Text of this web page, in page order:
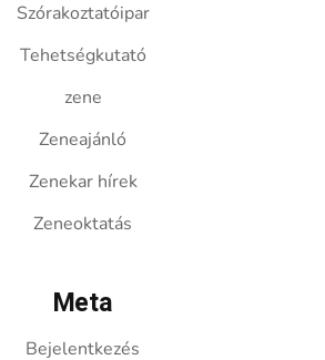
Szórakoztatóipar
Tehetségkutató
zene
Zeneajánló
Zenekar hírek
Zeneoktatás
Meta
Bejelentkezés